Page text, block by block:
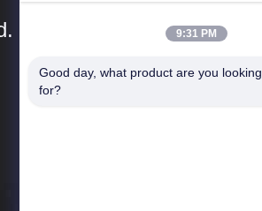
Liens Rapides
9:31 PM
Good day, what product are you looking
for?